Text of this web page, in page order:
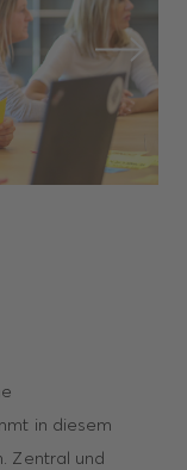
Next
in diesem
Zentral und